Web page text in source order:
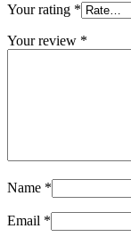
Your rating *
Your review *
Name *
Email *